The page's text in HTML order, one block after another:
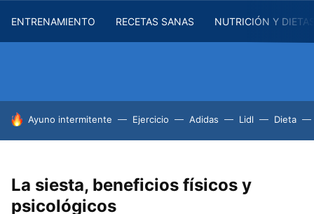
ENTRENAMIENTO RECETAS SANAS NUTRICIÓN Y
HOY SE HABLA DE
Ayuno intermitente Ejercicio Adidas Lidl Dieta
La siesta, beneficios físicos y
psicológicos